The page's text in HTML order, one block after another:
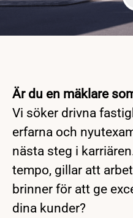
Är du en mäklare
Vi söker drivna
erfarna och
nästa steg i
tempo, gillar att
brinner för att ge
dina kunder?